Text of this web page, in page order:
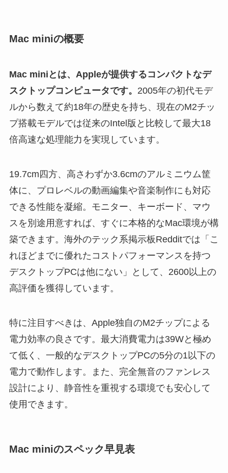
Mac miniの概要
Mac miniとは、Appleが提供するコンパクトなデ
スクトップコンピュータです。 2005年の初代モデ
ルから数えて約18年の歴史を持ち、現在のM2チッ
プ搭載モデルでは従来のIntel版と比較して最大18
倍高速な処理能力を実現しています。
19.7cm四方、高さわずか3.6cmのアルミニウム筐
体に、プロレベルの動画編集や音楽制作にも対応
できる性能を凝縮。モニター、キーボード、マウ
スを別途用意すれば、すぐに本格的なMac環境が構
築できます。海外のテック系掲示板Redditでは「こ
れほどまでに優れたコストパフォーマンスを持つ
デスクトップPCは他にない」として、2600以上の
高評価を獲得しています。
特に注目すべきは、Apple独自のM2チップによる
電力効率の良さです。最大消費電力は39Wと極め
て低く、一般的なデスクトップPCの5分の1以下の
電力で動作します。また、完全無音のファンレス
設計により、静音性を重視する環境でも安心して
使用できます。
Mac miniのスペック早見表